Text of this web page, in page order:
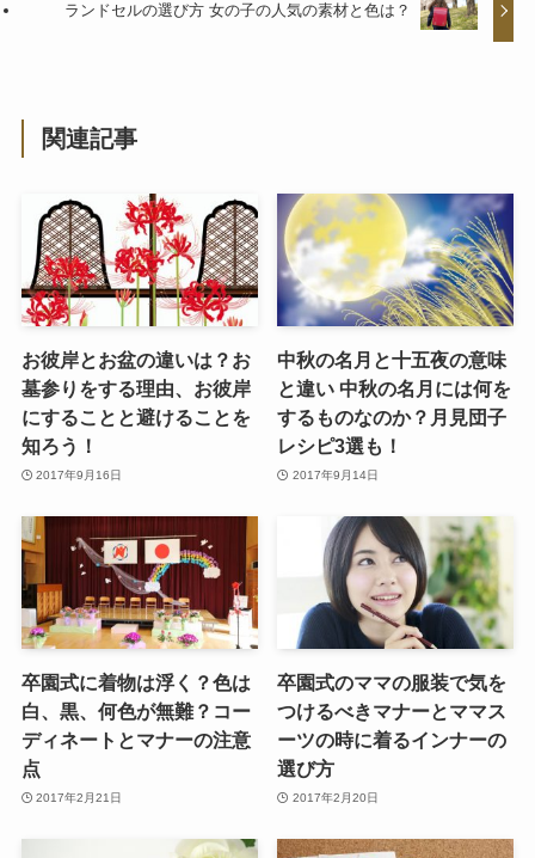
ランドセルの選び方 女の子の人気の素材と色は？
関連記事
お彼岸とお盆の違いは？お
墓参りをする理由、お彼岸
にすることと避けることを
知ろう！
2017年9月16日
中秋の名月と十五夜の意味
と違い 中秋の名月には何を
するものなのか？月見団子
レシピ3選も！
2017年9月14日
卒園式に着物は浮く？色は
白、黒、何色が無難？コー
ディネートとマナーの注意
点
2017年2月21日
卒園式のママの服装で気を
つけるべきマナーとママス
ーツの時に着るインナーの
選び方
2017年2月20日